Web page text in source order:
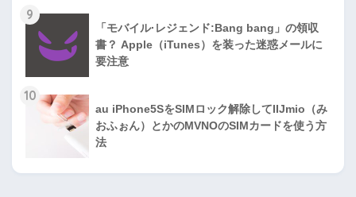
9
「モバイル·レジェンド:Bang bang」の領収
書？ Apple（iTunes）を装った迷惑メールに
要注意
10
au iPhone5SをSIMロック解除してIIJmio（み
おふぉん）とかのMVNOのSIMカードを使う方
法